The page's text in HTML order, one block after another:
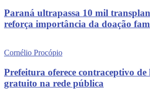
Paraná ultrapassa 10 mil
reforça importância da doação
Cornélio Procópio
Prefeitura oferece contraceptivo
gratuito na rede pública